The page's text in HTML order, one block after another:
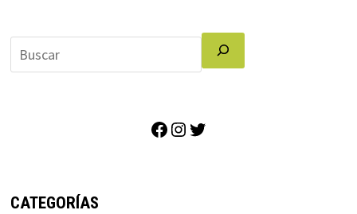
Facebook
Instagram
CATEGORÍAS